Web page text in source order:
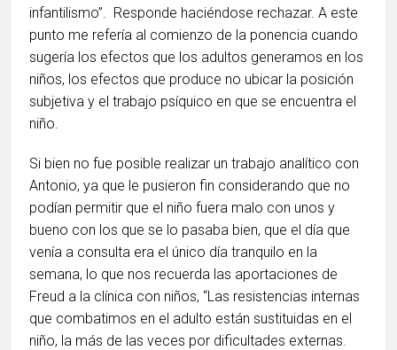
infantilismo”. Responde haciéndose rechazar. A este
punto me refería al comienzo de la ponencia cuando
sugería los efectos que los adultos generamos en los
niños, los efectos que produce no ubicar la posición
subjetiva y el trabajo psíquico en que se encuentra el
niño.
Si bien no fue posible realizar un trabajo analítico con
Antonio, ya que le pusieron fin considerando que no
podían permitir que el niño fuera malo con unos y
bueno con los que se lo pasaba bien, que el día que
venía a consulta era el único día tranquilo en la
semana, lo que nos recuerda las aportaciones de
Freud a la clínica con niños, “Las resistencias internas
que combatimos en el adulto están sustituidas en el
niño, la más de las veces por dificultades externas.